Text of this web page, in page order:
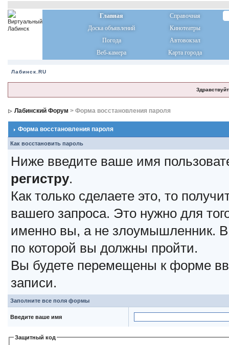
Главная
Справочная
Доска объявлений
Кинотеатры
Погода
Автовокзал
Веб-камера
Карта города
Лабинск.RU
Лабинский Форум > Форма восстановления пароля
Форма восстановления пароля
Как восстановить пароль
Ниже введите ваше имя
регистру.
Как только сделаете это, то
вашего запроса. Это нужно для
именно вы, а не злоумышленник. В
по которой вы должны пройти.
Вы будете перемещены к форме
записи.
Заполните все поля формы
Введите ваше имя
Защитный код